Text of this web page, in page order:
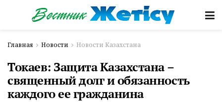
Главная Новости Новости Казахстана
Токаев: Защита Казахстана –
священный долг и обязанность
каждого ее гражданина